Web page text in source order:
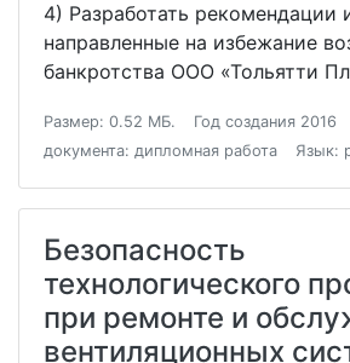
4) Разработать рекомендации
направленные на избежание
банкротства ООО «Тольятти
Размер: 0.52 МБ. Год создания 2016
документа: дипломная работа
Язык:
Безопасность
технологического
при ремонте и
вентиляционных